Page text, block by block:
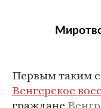
Первым таким
Венгерское
граждане